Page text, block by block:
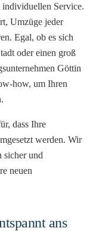
Service.
Umzüge jeder
Egal, ob es sich
oder einen groß
Göttin
how, um Ihren
dass Ihre
werden. Wir
sicher und
neuen
ans